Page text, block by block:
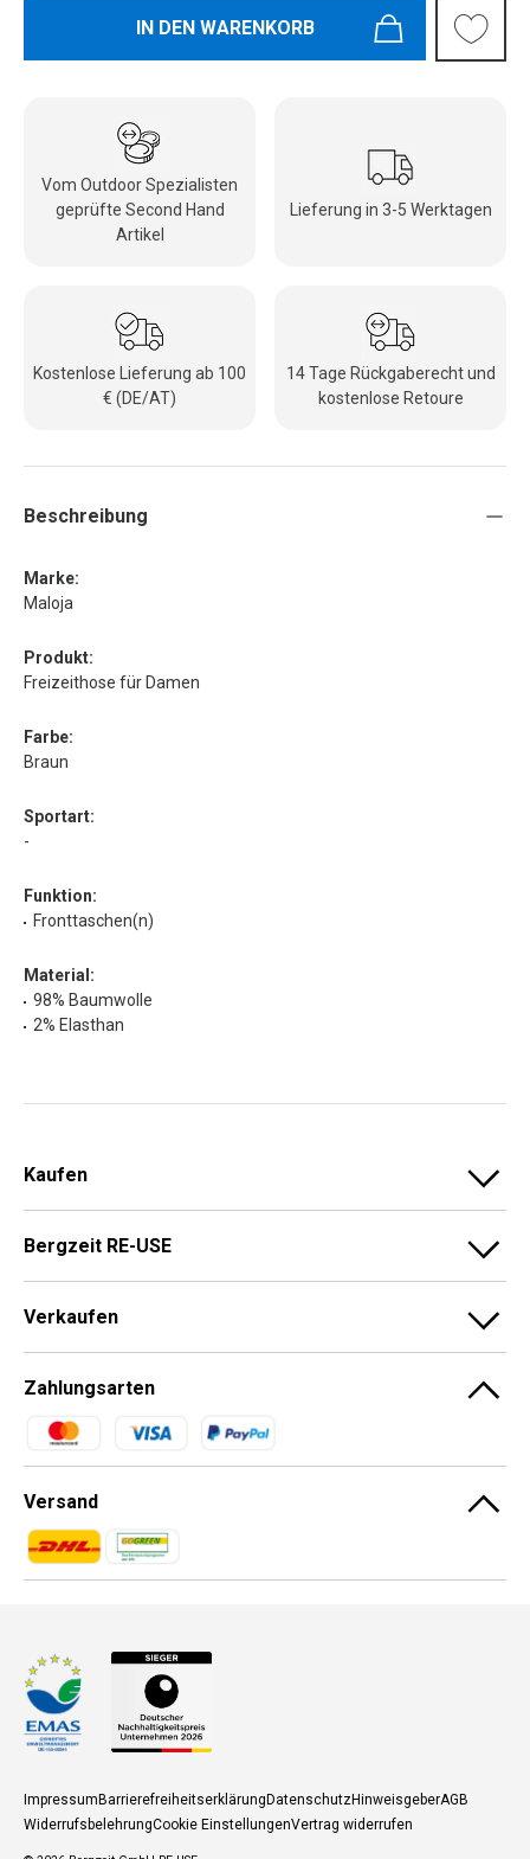
IN DEN WARENKORB
Vom Outdoor Spezialisten
geprüfte Second Hand
Artikel
Lieferung in 3-5 Werktagen
Kostenlose Lieferung ab 100
€ (DE/AT)
14 Tage Rückgaberecht und
kostenlose Retoure
Beschreibung
Marke:
Maloja
Produkt:
Freizeithose für Damen
Farbe:
Braun
Sportart:
-
Funktion:
Fronttaschen(n)
Material:
98% Baumwolle
2% Elasthan
Kaufen
Bergzeit RE-USE
Verkaufen
Zahlungsarten
Zahlungsmethoden
Versand
Zahlungsmethoden
Zahlungsmethoden
ImpressumBarrierefreiheitserklärungDatenschutzHinweisgeberAGB
WiderrufsbelehrungCookie EinstellungenVertrag widerrufen